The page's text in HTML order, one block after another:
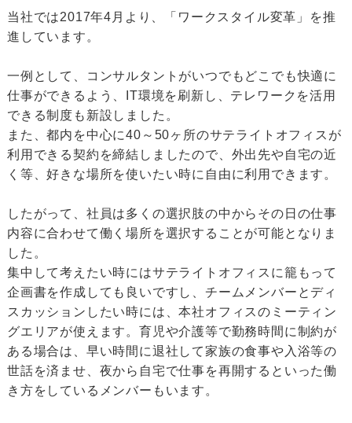
当社では2017年4月より、「ワークスタイル変革」を推
進しています。
一例として、コンサルタントがいつでもどこでも快適に
仕事ができるよう、IT環境を刷新し、テレワークを活用
できる制度も新設しました。
また、都内を中心に40～50ヶ所のサテライトオフィスが
利用できる契約を締結しましたので、外出先や自宅の近
く等、好きな場所を使いたい時に自由に利用できます。
したがって、社員は多くの選択肢の中からその日の仕事
内容に合わせて働く場所を選択することが可能となりま
した。
集中して考えたい時にはサテライトオフィスに籠もって
企画書を作成しても良いですし、チームメンバーとディ
スカッションしたい時には、本社オフィスのミーティン
グエリアが使えます。育児や介護等で勤務時間に制約が
ある場合は、早い時間に退社して家族の食事や入浴等の
世話を済ませ、夜から自宅で仕事を再開するといった働
き方をしているメンバーもいます。